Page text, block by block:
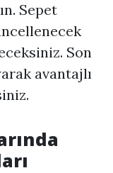
Sepet
Son
avantajlı